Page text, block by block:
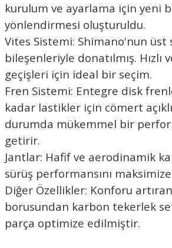
kurulum ve ayarlama için yeni
yönlendirmesi oluşturuldu.
Vites Sistemi: Shimano'nun üst
bileşenleriyle donatılmış. Hızlı
geçişleri için ideal bir seçim.
Fren Sistemi: Entegre disk
kadar lastikler için cömert
durumda mükemmel bir
getirir.
Jantlar: Hafif ve aerodinamik
sürüş performansını
Diğer Özellikler: Konforu
borusundan karbon tekerlek
parça optimize edilmiştir.